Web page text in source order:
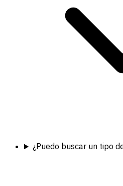
¿Puedo buscar un tipo